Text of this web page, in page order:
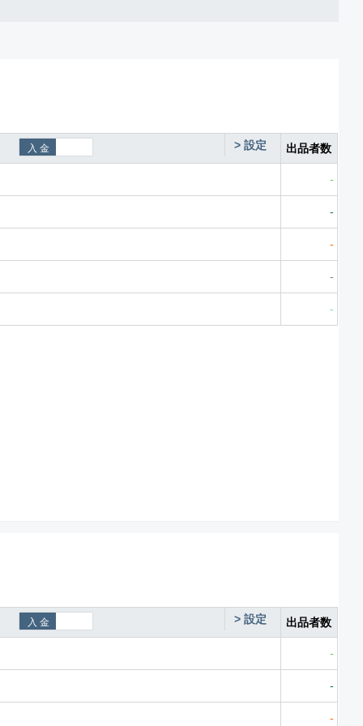
> 設定 出品者数
-
-
-
-
-
> 設定 出品者数
-
-
-